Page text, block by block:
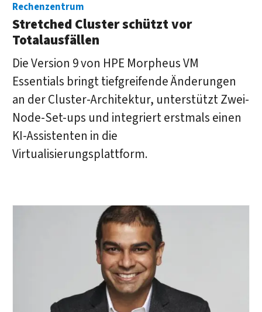
Rechenzentrum
Stretched Cluster schützt vor
Totalausfällen
Die Version 9 von HPE Morpheus VM
Essentials bringt tiefgreifende Änderungen
an der Cluster-Architektur, unterstützt Zwei-
Node-Set-ups und integriert erstmals einen
KI-Assistenten in die
Virtualisierungsplattform.